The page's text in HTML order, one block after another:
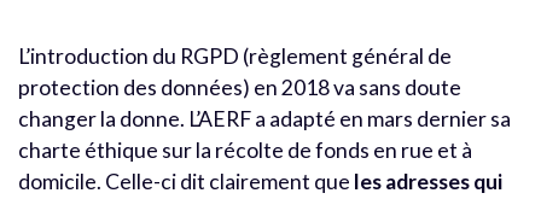
L’introduction du RGPD (règlement général de
protection des données) en 2018 va sans doute
changer la donne. L’AERF a adapté en mars dernier sa
charte éthique sur la récolte de fonds en rue et à
domicile. Celle-ci dit clairement que les adresses qui